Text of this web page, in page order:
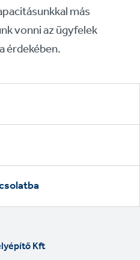
más
vonni az ügyfelek
érdekében.
Kft